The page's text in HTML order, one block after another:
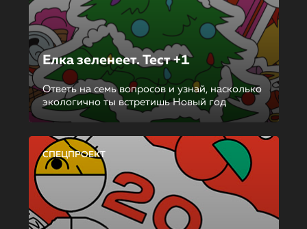
Елка зеленеет. Тест +1
Ответь на семь вопросов и узнай, насколько
экологично ты встретишь Новый год
СПЕЦПРОЕКТ